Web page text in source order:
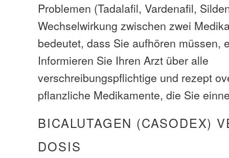
Problemen (Tadalafil, Vardenafil,
Wechselwirkung zwischen zwei
bedeutet, dass Sie aufhören müssen,
Informieren Sie Ihren Arzt über alle
verschreibungspflichtige und rezept
pflanzliche Medikamente, die Sie
BICALUTAGEN (CASODEX)
DOSIS